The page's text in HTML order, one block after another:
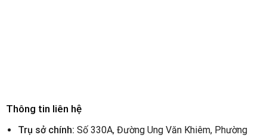
Thông tin liên hệ
Trụ sở chính: Số 330A, Đường Ung Văn Khiêm, Phường